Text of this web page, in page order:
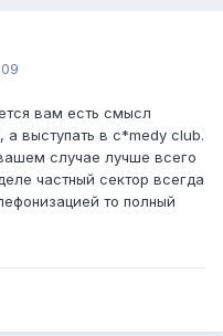
вам есть смысл
а выступать в c*medy club.
случае лучше всего
частный сектор всегда
то полный